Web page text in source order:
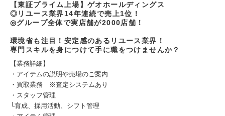
【東証プライム上場】ゲオホールディングス
◎リユース業界14年連続で売上1位！
◎グループ全体で実店舗が2000店舗！
環境省も注目！安定感のあるリユース業界！
専門スキルを身につけて手に職をつけませんか？
【業務詳細】
・アイテムの説明や売場のご案内
・買取業務 ※査定システムあり
・スタッフ管理
└育成、採用活動、シフト管理